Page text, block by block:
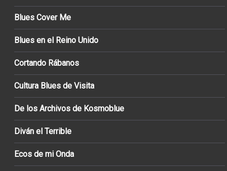
Blues Cover Me
Blues en el Reino Unido
Cortando Rábanos
Cultura Blues de Visita
De los Archivos de Kosmoblue
Diván el Terrible
Ecos de mi Onda